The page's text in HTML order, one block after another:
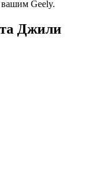
вашим Geely.
Джили